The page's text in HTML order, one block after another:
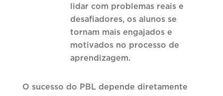
lidar com problemas reais e
desafiadores, os alunos se
tornam mais engajados e
motivados no processo de
aprendizagem.
O sucesso do PBL depende diretamente